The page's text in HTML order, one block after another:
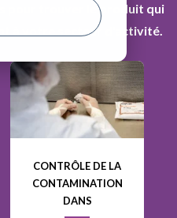
pour trouver le produit qui
à votre secteur d'activité.
CONTRÔLE DE LA
CONTAMINATION
DANS